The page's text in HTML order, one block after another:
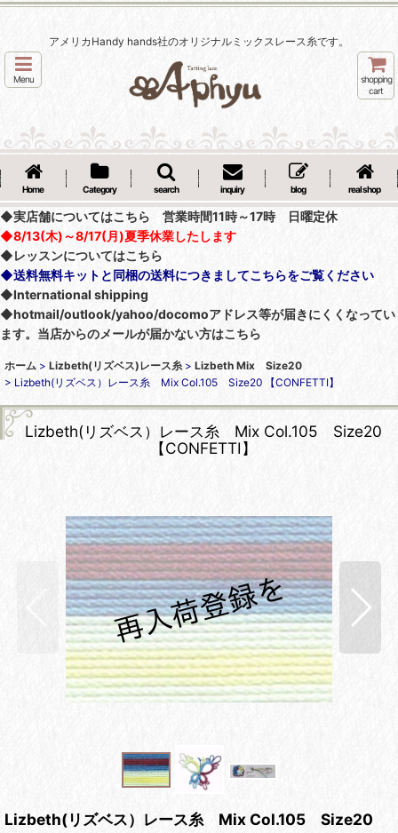
アメリカHandy hands社のオリジナルミックスレース糸です。
Menu
shopping
cart
Home Category search inquiry blog real shop
◆実店舗についてはこちら 営業時間11時～17時 日曜定休
◆8/13(木)～8/17(月)夏季休業したします
◆レッスンについてはこちら
◆送料無料キットと同梱の送料につきましてこちらをご覧ください
◆International shipping
◆hotmail/outlook/yahoo/docomoアドレス等が届きにくくなってい
ます。当店からのメールが届かない方はこちら
ホーム > Lizbeth(リズベス)レース糸 > Lizbeth Mix Size20
> Lizbeth(リズベス）レース糸 Mix Col.105 Size20 【CONFETTI】
Lizbeth(リズベス）レース糸 Mix Col.105 Size20
【CONFETTI】
Lizbeth(リズベス）レース糸 Mix Col.105 Size20